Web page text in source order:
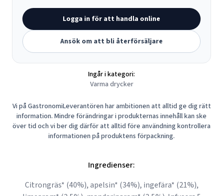
Logga in för att handla online
Ansök om att bli återförsäljare
Ingår i kategori:
Varma drycker
Vi på GastronomiLeverantören har ambitionen att alltid ge dig rätt
information. Mindre förändringar i produkternas innehåll kan ske
över tid och vi ber dig därför att alltid före användning kontrollera
informationen på produktens förpackning.
Ingredienser:
Citrongräs* (40%), apelsin* (34%), ingefära* (21%),